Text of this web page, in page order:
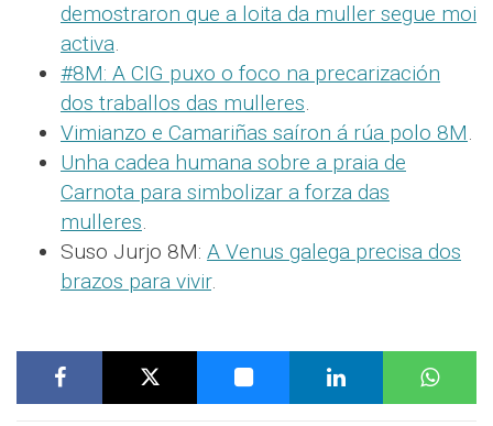
demostraron que a loita da muller segue moi
activa.
#8M: A CIG puxo o foco na precarización
dos traballos das mulleres.
Vimianzo e Camariñas saíron á rúa polo 8M.
Unha cadea humana sobre a praia de
Carnota para simbolizar a forza das
mulleres.
Suso Jurjo 8M: A Venus galega precisa dos
brazos para vivir.